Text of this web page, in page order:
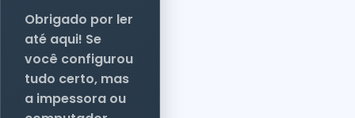
Obrigado por ler
até aqui! Se
você configurou
tudo certo, mas
a impessora ou